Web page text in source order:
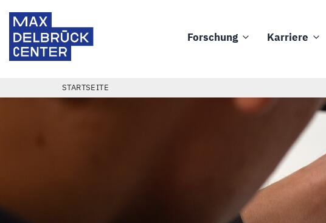
zum
Inhalt
Forschung Karriere
PFADNAVIGATION
STARTSEITE